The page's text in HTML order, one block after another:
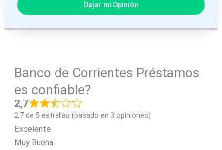
Dejar mi Opinión
Banco de Corrientes Préstamos
es confiable?
2,7
2,7 de 5 estrellas (basado en 3 opiniones)
Excelente
Muy Buena